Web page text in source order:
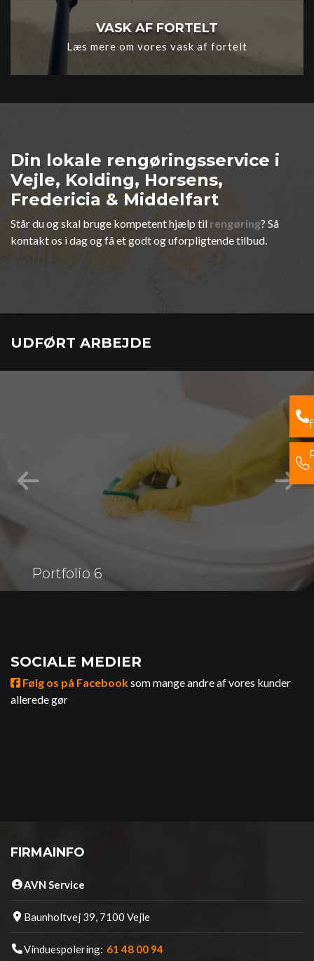
VASK AF FORTELT
Læs mere om vores vask af fortelt
Din lokale rengøringsservice i
Vejle, Kolding, Horsens,
Fredericia & Middelfart
Står du og skal bruge kompetent hjælp til rengøring? Så
kontakt os i dag og få et godt og uforpligtende tilbud.
UDFØRT ARBEJDE
Portfolio 6
SOCIALE MEDIER
Følg os på Facebooksom mange andre af vores kunder
allerede gør
FIRMAINFO
AVN Service
Baunholtvej 39, 7100 Vejle
Vinduespolering: 61 48 00 94